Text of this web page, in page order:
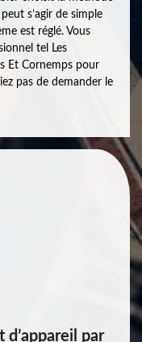
s’agir de simple
est réglé. Vous
tel Les
Et Cornemps pour
pas de demander le
d’appareil par